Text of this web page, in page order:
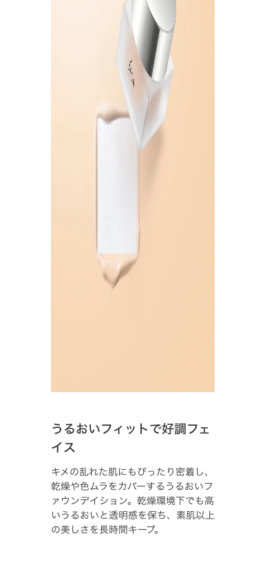
うるおいフィットで好調フェ
イス
キメの乱れた肌にもぴったり密着し、
乾燥や色ムラをカバーするうるおいフ
ァウンデイション。乾燥環境下でも高
いうるおいと透明感を保ち、素肌以上
の美しさを長時間キープ。